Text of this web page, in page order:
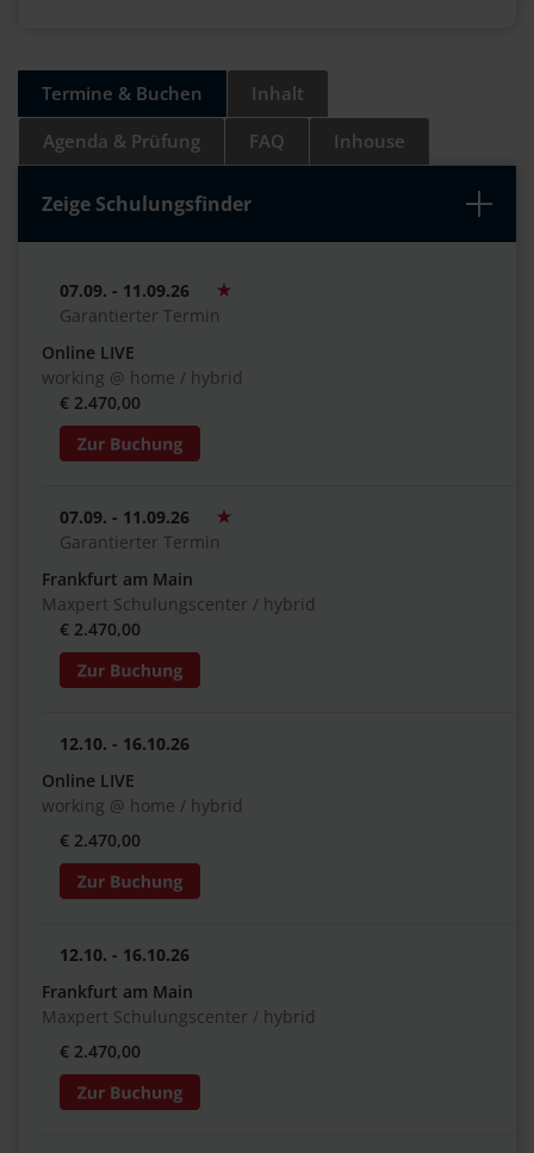
Termine & Buchen
Inhalt
Agenda & Prüfung
FAQ Inhouse
Zeige Schulungsfinder
07.09. - 11.09.26
Garantierter Termin
Online LIVE
working @ home / hybrid
€ 2.470,00
07.09. - 11.09.26
Garantierter Termin
Frankfurt am Main
Maxpert Schulungscenter / hybrid
€ 2.470,00
12.10. - 16.10.26
Online LIVE
working @ home / hybrid
€ 2.470,00
12.10. - 16.10.26
Frankfurt am Main
Maxpert Schulungscenter / hybrid
€ 2.470,00